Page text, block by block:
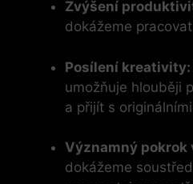
Zvýšení
dokážeme
Posílení kreativity:
umožňuje hlouběji
a přijít s
Významný pokrok
dokážeme